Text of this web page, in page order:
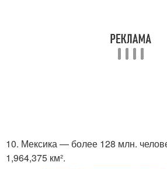
10. Мексика — более 128 млн.
1,964,375 км².